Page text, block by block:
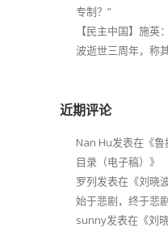
专制？”
【民主中国】施
波逝世三周年，称
近期评论
Nan Hu发表在《鲁
目录（电子稿） 》
罗列发表在《刘晓
始于悲剧，终于悲剧
sunny发表在《刘